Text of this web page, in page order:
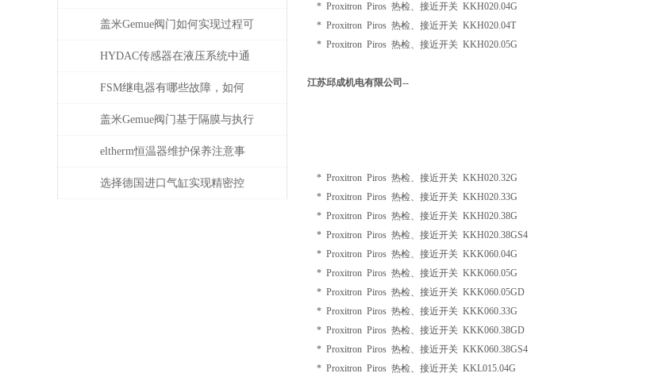
盖米Gemue阀门如何实现过程可
视化与远程监控？
HYDAC传感器在液压系统中通
常承担哪些具体任务？
FSM继电器有哪些故障，如何
解决
盖米Gemue阀门基于隔膜与执行
器技术的精密流体隔离控制原
理详解
eltherm恒温器维护保养注意事
项
选择德国进口气缸实现精密控
* Proxitron Piros 热检、接近开关 KKH020.04G
* Proxitron Piros 热检、接近开关 KKH020.04T
* Proxitron Piros 热检、接近开关 KKH020.05G
江苏邱成机电有限公司--
* Proxitron Piros 热检、接近开关 KKH020.32G
* Proxitron Piros 热检、接近开关 KKH020.33G
* Proxitron Piros 热检、接近开关 KKH020.38G
* Proxitron Piros 热检、接近开关 KKH020.38GS4
* Proxitron Piros 热检、接近开关 KKK060.04G
* Proxitron Piros 热检、接近开关 KKK060.05G
* Proxitron Piros 热检、接近开关 KKK060.05GD
* Proxitron Piros 热检、接近开关 KKK060.33G
* Proxitron Piros 热检、接近开关 KKK060.38GD
* Proxitron Piros 热检、接近开关 KKK060.38GS4
* Proxitron Piros 热检、接近开关 KKL015.04G